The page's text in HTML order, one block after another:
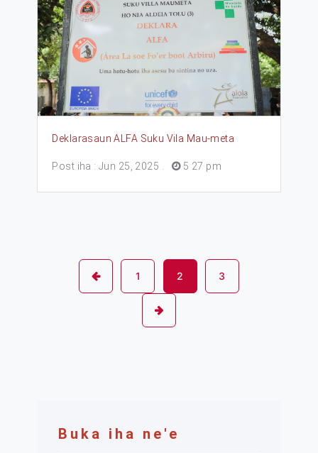
Deklarasaun ALFA Suku Vila Mau-meta
Post iha : Jun 25, 2025 5 27 pm
1 2 3
Buka iha ne'e